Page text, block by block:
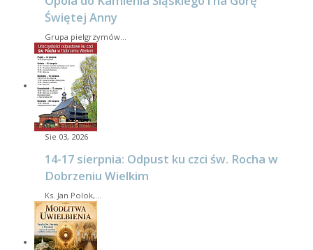
Świętej Anny
Grupa pielgrzymów…
Sie 03, 2026
14-17 sierpnia: Odpust ku czci św. Rocha w
Dobrzeniu Wielkim
Ks. Jan Polok,…